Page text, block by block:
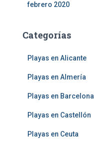
febrero 2020
Categorías
Playas en Alicante
Playas en Almería
Playas en Barcelona
Playas en Castellón
Playas en Ceuta